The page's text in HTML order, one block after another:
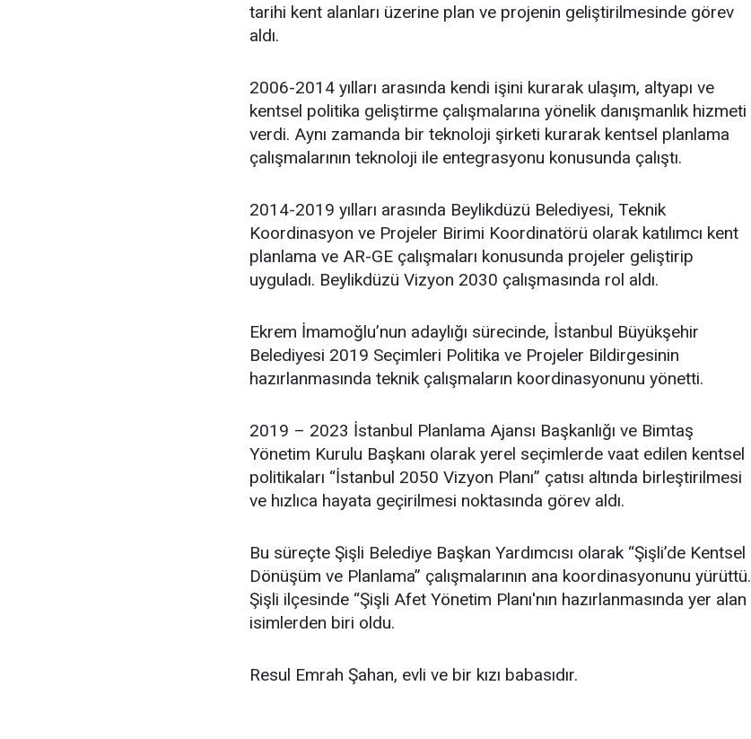
tarihi kent alanları üzerine plan ve projenin geliştirilmesinde görev
aldı.
2006-2014 yılları arasında kendi işini kurarak ulaşım, altyapı ve
kentsel politika geliştirme çalışmalarına yönelik danışmanlık hizmeti
verdi. Aynı zamanda bir teknoloji şirketi kurarak kentsel planlama
çalışmalarının teknoloji ile entegrasyonu konusunda çalıştı.
2014-2019 yılları arasında Beylikdüzü Belediyesi, Teknik
Koordinasyon ve Projeler Birimi Koordinatörü olarak katılımcı kent
planlama ve AR-GE çalışmaları konusunda projeler geliştirip
uyguladı. Beylikdüzü Vizyon 2030 çalışmasında rol aldı.
Ekrem İmamoğlu’nun adaylığı sürecinde, İstanbul Büyükşehir
Belediyesi 2019 Seçimleri Politika ve Projeler Bildirgesinin
hazırlanmasında teknik çalışmaların koordinasyonunu yönetti.
2019 – 2023 İstanbul Planlama Ajansı Başkanlığı ve Bimtaş
Yönetim Kurulu Başkanı olarak yerel seçimlerde vaat edilen kentsel
politikaları “İstanbul 2050 Vizyon Planı” çatısı altında birleştirilmesi
ve hızlıca hayata geçirilmesi noktasında görev aldı.
Bu süreçte Şişli Belediye Başkan Yardımcısı olarak “Şişli’de Kentsel
Dönüşüm ve Planlama” çalışmalarının ana koordinasyonunu yürüttü.
Şişli ilçesinde “Şişli Afet Yönetim Planı'nın hazırlanmasında yer alan
isimlerden biri oldu.
Resul Emrah Şahan, evli ve bir kızı babasıdır.